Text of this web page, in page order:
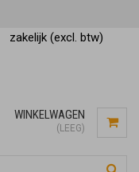
zakelijk (excl. btw)
WINKELWAGEN
(LEEG)